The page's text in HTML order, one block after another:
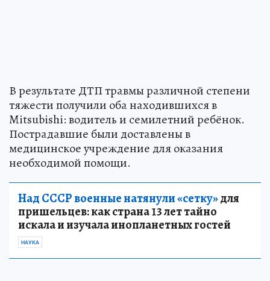
В результате ДТП травмы различной степени
тяжести получили оба находившихся в
Mitsubishi: водитель и семилетний ребёнок.
Пострадавшие были доставлены в
медицинское учреждение для оказания
необходимой помощи.
Над СССР военные натянули «сетку»для
пришельцев: как страна 13 лет тайно
искала и изучала инопланетных гостей
НАУКА